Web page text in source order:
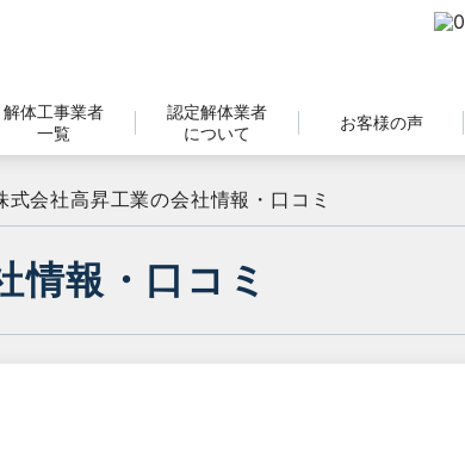
解体工事業者
一覧
認定解体業者
について
お客様の声
式会社高昇工業の会社情報・口コミ
情報・口コミ